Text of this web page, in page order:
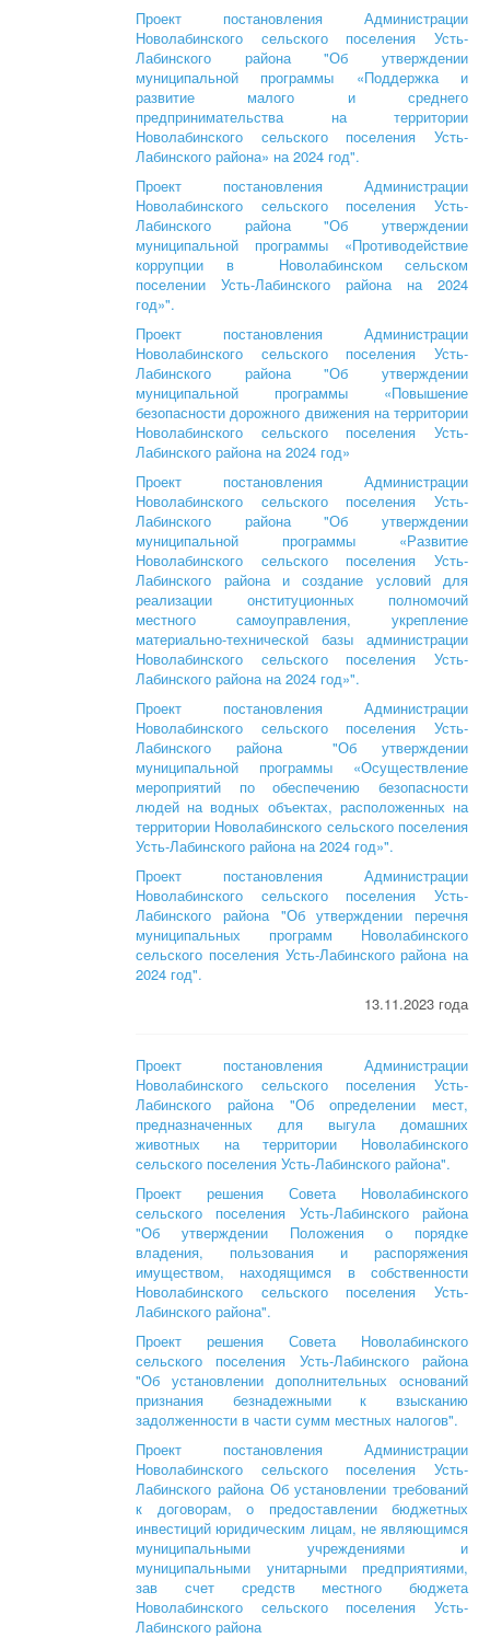
Проект постановления Администрации
Новолабинского сельского поселения Усть-
Лабинского района "Об утверждении
муниципальной программы «Поддержка и
развитие малого и среднего
предпринимательства на территории
Новолабинского сельского поселения Усть-
Лабинского района» на 2024 год".
Проект постановления Администрации
Новолабинского сельского поселения Усть-
Лабинского района "Об утверждении
муниципальной программы «Противодействие
коррупции в Новолабинском сельском
поселении Усть-Лабинского района на 2024
год»".
Проект постановления Администрации
Новолабинского сельского поселения Усть-
Лабинского района "Об утверждении
муниципальной программы «Повышение
безопасности дорожного движения на территории
Новолабинского сельского поселения Усть-
Лабинского района на 2024 год»
Проект постановления Администрации
Новолабинского сельского поселения Усть-
Лабинского района "Об утверждении
муниципальной программы «Развитие
Новолабинского сельского поселения Усть-
Лабинского района и создание условий для
реализации онституционных полномочий
местного самоуправления, укрепление
материально-технической базы администрации
Новолабинского сельского поселения Усть-
Лабинского района на 2024 год»".
Проект постановления Администрации
Новолабинского сельского поселения Усть-
Лабинского района "Об утверждении
муниципальной программы «Осуществление
мероприятий по обеспечению безопасности
людей на водных объектах, расположенных на
территории Новолабинского сельского поселения
Усть-Лабинского района на 2024 год»".
Проект постановления Администрации
Новолабинского сельского поселения Усть-
Лабинского района "Об утверждении перечня
муниципальных программ Новолабинского
сельского поселения Усть-Лабинского района на
2024 год".
13.11.2023 года
Проект постановления Администрации
Новолабинского сельского поселения Усть-
Лабинского района "Об определении мест,
предназначенных для выгула домашних
животных на территории Новолабинского
сельского поселения Усть-Лабинского района".
Проект решения Совета Новолабинского
сельского поселения Усть-Лабинского района
"Об утверждении Положения о порядке
владения, пользования и распоряжения
имуществом, находящимся в собственности
Новолабинского сельского поселения Усть-
Лабинского района".
Проект решения Совета Новолабинского
сельского поселения Усть-Лабинского района
"Об установлении дополнительных оснований
признания безнадежными к взысканию
задолженности в части сумм местных налогов".
Проект постановления Администрации
Новолабинского сельского поселения Усть-
Лабинского района Об установлении требований
к договорам, о предоставлении бюджетных
инвестиций юридическим лицам, не являющимся
муниципальными учреждениями и
муниципальными унитарными предприятиями,
зав счет средств местного бюджета
Новолабинского сельского поселения Усть-
Лабинского района